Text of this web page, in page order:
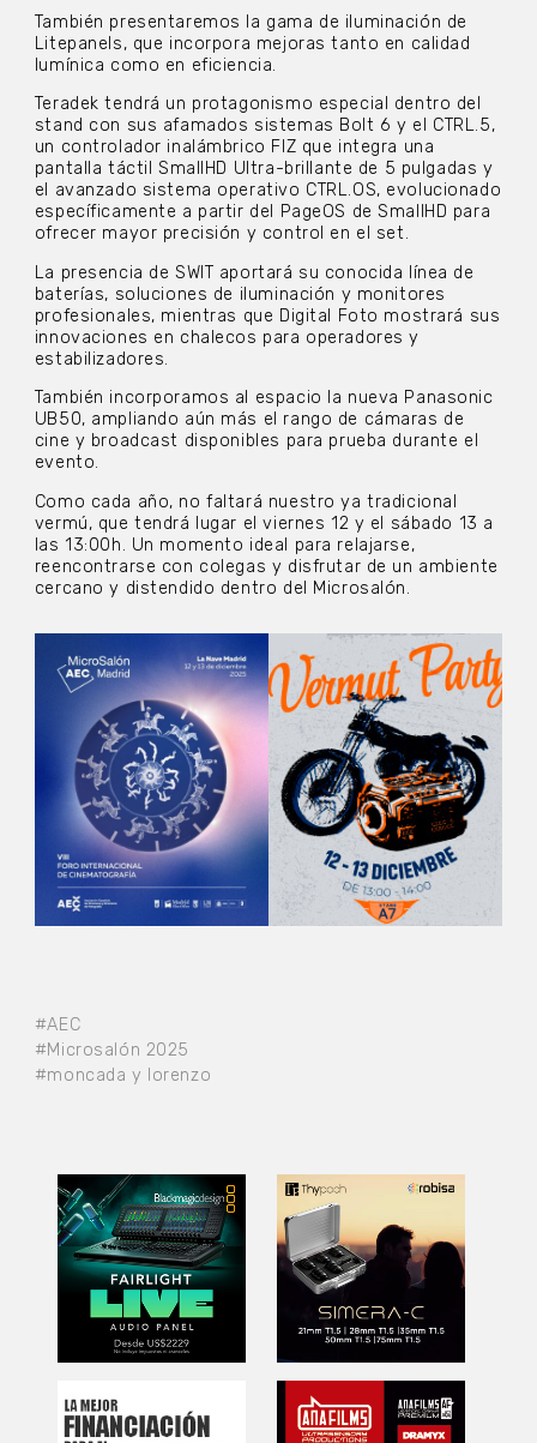
#AEC
#Microsalón 2025
#moncada y lorenzo
También presentaremos la gama de iluminación de
Litepanels, que incorpora mejoras tanto en calidad
lumínica como en eficiencia.
Teradek tendrá un protagonismo especial dentro del
stand con sus afamados sistemas Bolt 6 y el CTRL.5,
un controlador inalámbrico FIZ que integra una
pantalla táctil SmallHD Ultra-brillante de 5 pulgadas y
el avanzado sistema operativo CTRL.OS, evolucionado
específicamente a partir del PageOS de SmallHD para
ofrecer mayor precisión y control en el set.
La presencia de SWIT aportará su conocida línea de
baterías, soluciones de iluminación y monitores
profesionales, mientras que Digital Foto mostrará sus
innovaciones en chalecos para operadores y
estabilizadores.
También incorporamos al espacio la nueva Panasonic
UB50, ampliando aún más el rango de cámaras de
cine y broadcast disponibles para prueba durante el
evento.
Como cada año, no faltará nuestro ya tradicional
vermú, que tendrá lugar el viernes 12 y el sábado 13 a
las 13:00h. Un momento ideal para relajarse,
reencontrarse con colegas y disfrutar de un ambiente
cercano y distendido dentro del Microsalón.